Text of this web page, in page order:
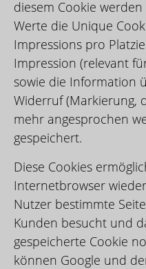
diesem Cookie werden
Werte die Unique
Impressions pro
Impression (relevant
sowie die Information
Widerruf (Markierung,
mehr angesprochen
gespeichert.
Diese Cookies
Internetbrowser
Nutzer bestimmte
Kunden besucht und
gespeicherte Cookie
können Google und